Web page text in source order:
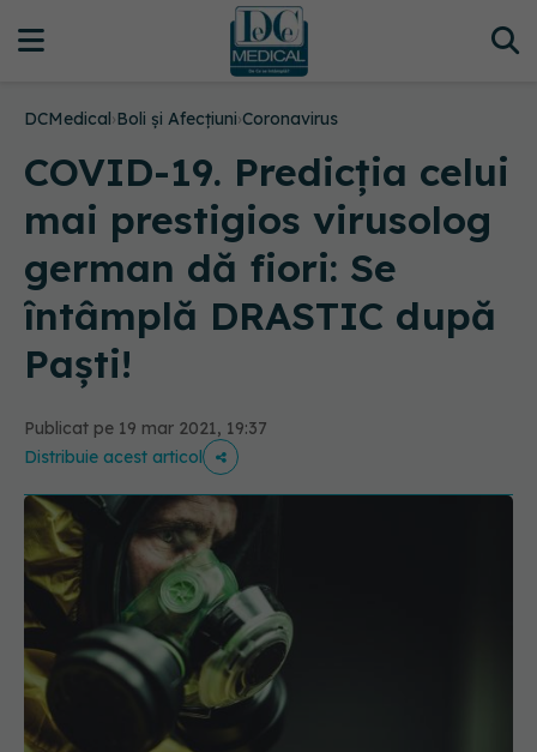
DCMedical›Boli și Afecțiuni›Coronavirus
COVID-19. Predicția celui
mai prestigios virusolog
german dă fiori: Se
întâmplă DRASTIC după
Paști!
Publicat pe 19 mar 2021, 19:37
Distribuie acest articol